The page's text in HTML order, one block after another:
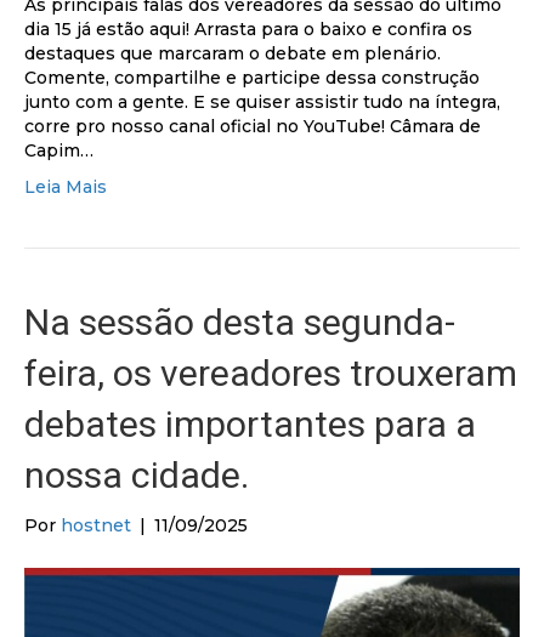
As principais falas dos vereadores da sessão do último
dia 15 já estão aqui! Arrasta para o baixo e confira os
destaques que marcaram o debate em plenário.
Comente, compartilhe e participe dessa construção
junto com a gente. E se quiser assistir tudo na íntegra,
corre pro nosso canal oficial no YouTube! Câmara de
Capim…
Leia Mais
Na sessão desta segunda-
feira, os vereadores trouxeram
debates importantes para a
nossa cidade.
Por hostnet | 11/09/2025